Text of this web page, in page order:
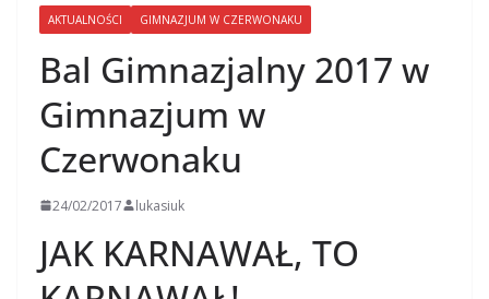
AKTUALNOŚCI GIMNAZJUM W CZERWONAKU
Bal Gimnazjalny 2017 w
Gimnazjum w
Czerwonaku
24/02/2017 lukasiuk
JAK KARNAWAŁ, TO